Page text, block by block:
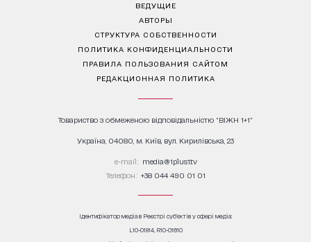
ВЕДУЩИЕ
АВТОРЫ
СТРУКТУРА СОБСТВЕННОСТИ
ПОЛИТИКА КОНФИДЕНЦИАЛЬНОСТИ
ПРАВИЛА ПОЛЬЗОВАНИЯ САЙТОМ
РЕДАКЦИОННАЯ ПОЛИТИКА
Товариство з обмеженою відповідальністю "ВІЖН 1+1"
Україна, 04080, м. Київ, вул. Кирилівська, 23
е-mail: media@1plus1.tv
Телефон: +38 044 490 01 01
Ідентифікатор медіа в Реєстрі суб’єктів у сфері медіа:
L10-01914, R10-01810